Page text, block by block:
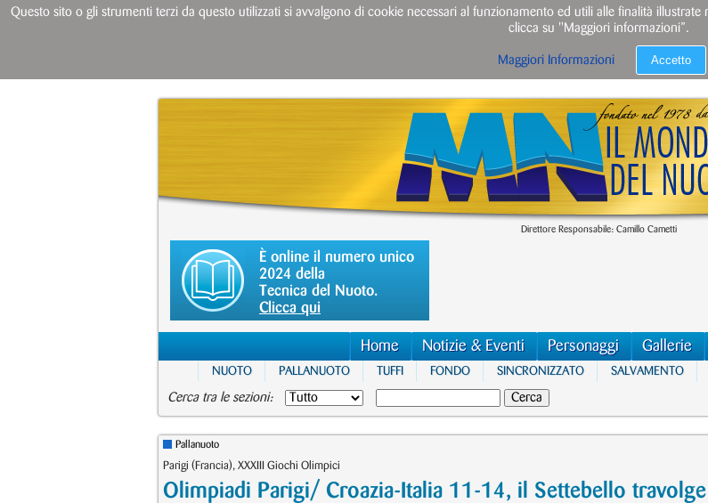
Direttore Responsabile: Camillo Cametti
È online il numero unico
2024 della
Tecnica del Nuoto.
Clicca qui
Home Notizie & Eventi Personaggi Gallerie
NUOTO PALLANUOTO TUFFI FONDO SINCRONIZZATO SALVAMENTO
Cerca tra le sezioni:
Pallanuoto
Parigi (Francia), XXXIII Giochi Olimpici
Olimpiadi Parigi/ Croazia-Italia 11-14, il Settebello
Questo sito o gli strumenti terzi da questo utilizzati si avvalgono di cookie necessari al funzionamento ed utili alle finalità
clicca su "Maggiori informazioni”.
Maggiori Informazioni Accetto